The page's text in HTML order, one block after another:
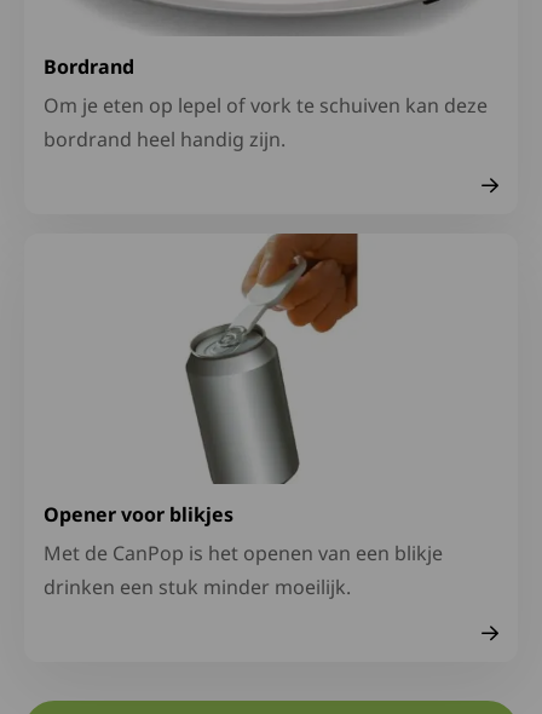
Bordrand
Om je eten op lepel of vork te schuiven kan deze
bordrand heel handig zijn.
Opener voor blikjes
Met de CanPop is het openen van een blikje
drinken een stuk minder moeilijk.
Lees meer over Opener voor blikjes